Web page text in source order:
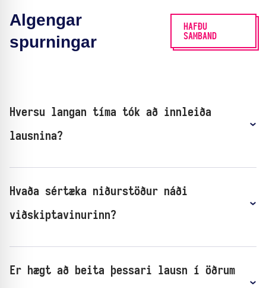
Algengar
spurningar
HAFÐU
SAMBAND
Hversu langan tíma tók að innleiða
lausnina?
Hvaða sértæka niðurstöður náði
viðskiptavinurinn?
Er hægt að beita þessari lausn í öðrum